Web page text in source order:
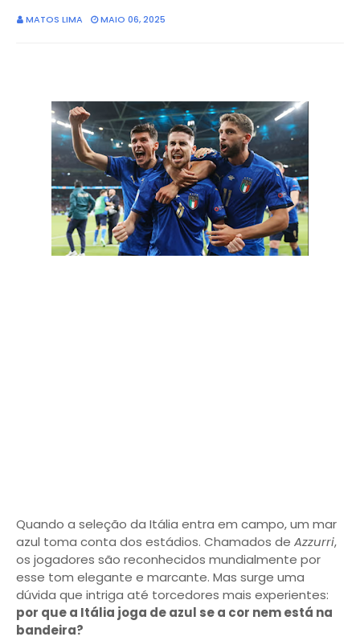
MATOS LIMA MAIO 06, 2025
Quando a seleção da Itália entra em campo, um mar
azul toma conta dos estádios. Chamados de Azzurri,
os jogadores são reconhecidos mundialmente por
esse tom elegante e marcante. Mas surge uma
dúvida que intriga até torcedores mais experientes:
por que a Itália joga de azul se a cor nem está na
bandeira?